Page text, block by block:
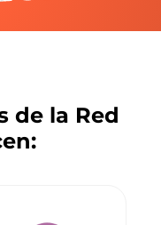
de la Red